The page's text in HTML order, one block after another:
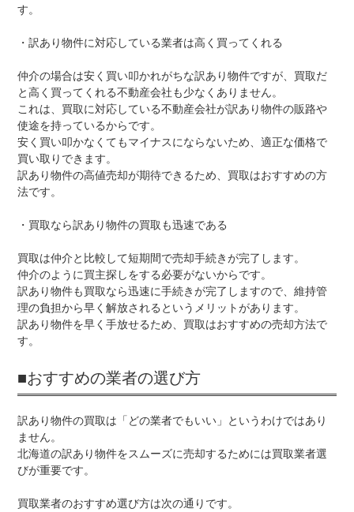
す。
・訳あり物件に対応している業者は高く買ってくれる
仲介の場合は安く買い叩かれがちな訳あり物件ですが、買取だ
と高く買ってくれる不動産会社も少なくありません。
これは、買取に対応している不動産会社が訳あり物件の販路や
使途を持っているからです。
安く買い叩かなくてもマイナスにならないため、適正な価格で
買い取りできます。
訳あり物件の高値売却が期待できるため、買取はおすすめの方
法です。
・買取なら訳あり物件の買取も迅速である
買取は仲介と比較して短期間で売却手続きが完了します。
仲介のように買主探しをする必要がないからです。
訳あり物件も買取なら迅速に手続きが完了しますので、維持管
理の負担から早く解放されるというメリットがあります。
訳あり物件を早く手放せるため、買取はおすすめの売却方法で
す。
■おすすめの業者の選び方
訳あり物件の買取は「どの業者でもいい」というわけではあり
ません。
北海道の訳あり物件をスムーズに売却するためには買取業者選
びが重要です。
買取業者のおすすめ選び方は次の通りです。